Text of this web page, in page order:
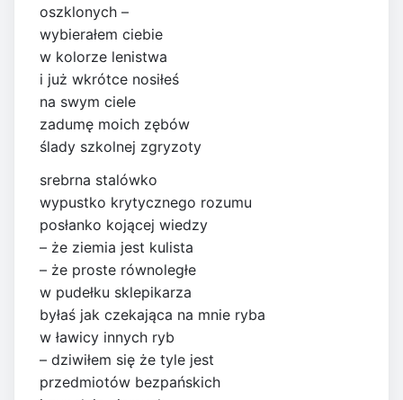
oszklonych –
wybierałem ciebie
w kolorze lenistwa
i już wkrótce nosiłeś
na swym ciele
zadumę moich zębów
ślady szkolnej zgryzoty
srebrna stalówko
wypustko krytycznego rozumu
posłanko kojącej wiedzy
– że ziemia jest kulista
– że proste równoległe
w pudełku sklepikarza
byłaś jak czekająca na mnie ryba
w ławicy innych ryb
– dziwiłem się że tyle jest
przedmiotów bezpańskich